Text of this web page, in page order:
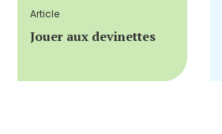
Article
Jouer aux devinettes